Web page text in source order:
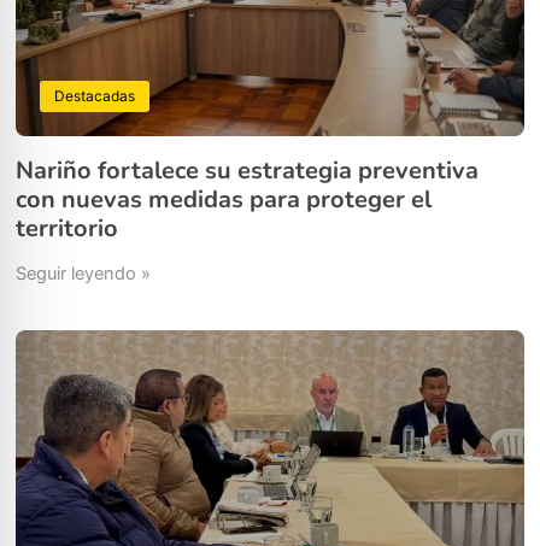
Destacadas
Nariño fortalece su estrategia preventiva
con nuevas medidas para proteger el
territorio
Seguir leyendo »